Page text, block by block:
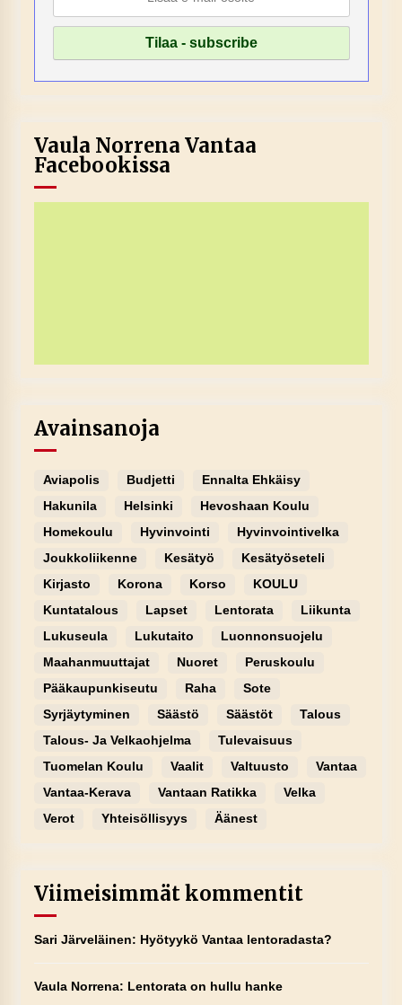
Vaula Norrena Vantaa
Facebookissa
Avainsanoja
Aviapolis Budjetti
Ennalta Ehkäisy
Hakunila
Helsinki
Hevoshaan Koulu
Homekoulu
Hyvinvointi
Hyvinvointivelka
Joukkoliikenne
Kesätyö
Kesätyöseteli
Kirjasto
Korona Korso
KOULU
Kuntatalous
Lapset Lentorata
Liikunta
Lukuseula
Lukutaito
Luonnonsuojelu
Maahanmuuttajat
Nuoret
Peruskoulu
Pääkaupunkiseutu
Raha
Sote
Syrjäytyminen
Säästö Säästöt
Talous
Talous- Ja Velkaohjelma
Tulevaisuus
Tuomelan Koulu
Vaalit Valtuusto
Vantaa
Vantaa-Kerava
Vantaan Ratikka
Velka
Verot
Yhteisöllisyys Äänest
Viimeisimmät kommentit
Sari Järveläinen: Hyötyykö Vantaa lentoradasta?
Vaula Norrena: Lentorata on hullu hanke